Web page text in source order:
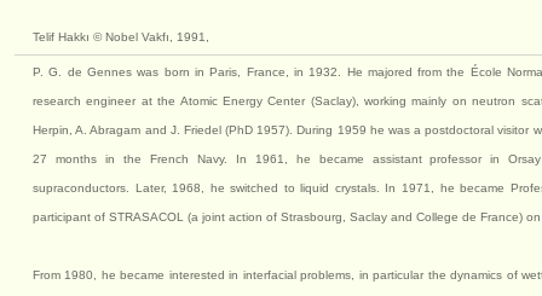
Telif Hakkı © Nobel Vakfı, 1991,
P. G. de Gennes was born in Paris, France, in 1932. He majored from the École
research engineer at the Atomic Energy Center (Saclay), working mainly on neutron
Herpin, A. Abragam and J. Friedel (PhD 1957). During 1959 he was a postdoctoral visitor
27 months in the French Navy. In 1961, he became assistant professor in
supraconductors. Later, 1968, he switched to liquid crystals. In 1971, he became
participant of STRASACOL (a joint action of Strasbourg, Saclay and College de France)
From 1980, he became interested in interfacial problems, in particular the dynamics of